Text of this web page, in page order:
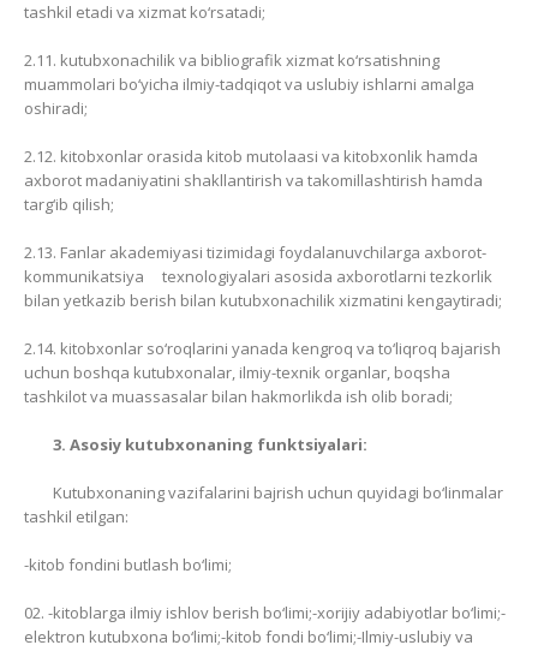
tashkil etadi va xizmat ko‘rsatadi;
2.11. kutubxonachilik va bibliografik xizmat ko‘rsatishning
muammolari bo‘yicha ilmiy-tadqiqot va uslubiy ishlarni amalga
oshiradi;
2.12. kitobxonlar orasida kitob mutolaasi va kitobxonlik hamda
axborot madaniyatini shakllantirish va takomillashtirish hamda
targ‘ib qilish;
2.13. Fanlar akademiyasi tizimidagi foydalanuvchilarga axborot-
kommunikatsiya texnologiyalari asosida axborotlarni tezkorlik
bilan yetkazib berish bilan kutubxonachilik xizmatini kengaytiradi;
2.14. kitobxonlar so‘roqlarini yanada kengroq va to‘liqroq bajarish
uchun boshqa kutubxonalar, ilmiy-texnik organlar, boqsha
tashkilot va muassasalar bilan hakmorlikda ish olib boradi;
3. Asosiy kutubxonaning funktsiyalari:
Kutubxonaning vazifalarini bajrish uchun quyidagi bo‘linmalar
tashkil etilgan:
-kitob fondini butlash bo‘limi;
-kitoblarga ilmiy ishlov berish bo‘limi;-xorijiy adabiyotlar bo‘limi;-
elektron kutubxona bo‘limi;-kitob fondi bo‘limi;-Ilmiy-uslubiy va